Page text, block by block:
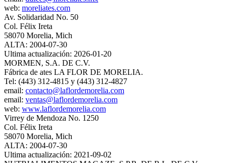
web: moreliates.com
Av. Solidaridad No. 50
Col. Félix Ireta
58070 Morelia, Mich
ALTA: 2004-07-30
Ultima actualización: 2026-01-20
MORMEN, S.A. DE C.V.
Fábrica de ates LA FLOR DE MORELIA.
Tel: (443) 312-4815 y (443) 312-4827
email: contacto@laflordemorelia.com
email: ventas@laflordemorelia.com
web: www.laflordemorelia.com
Virrey de Mendoza No. 1250
Col. Félix Ireta
58070 Morelia, Mich
ALTA: 2004-07-30
Ultima actualización: 2021-09-02